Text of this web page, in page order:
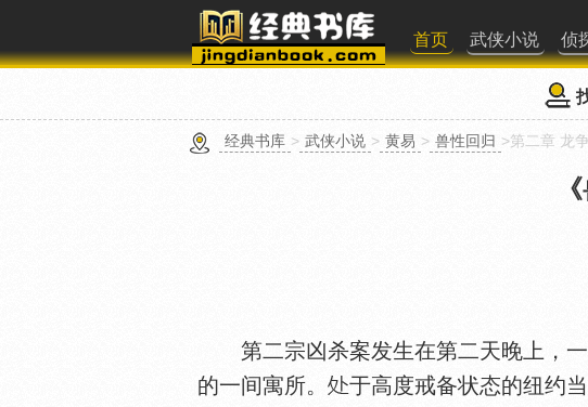
首页 武侠小说 侦
经典书库 > 武侠小说 > 黄易 > 兽性回归 >第二章 龙
第二宗凶杀案发生在第二天晚上，一
的一间寓所。
于高度戒备状态的纽约